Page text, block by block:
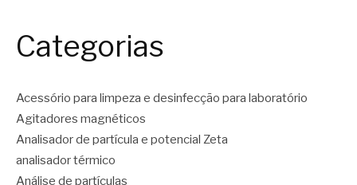
Categorias
Acessório para limpeza e desinfecção para laboratório
Agitadores magnéticos
Analisador de partícula e potencial Zeta
analisador térmico
Análise de partículas